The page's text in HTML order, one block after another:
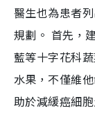
醫生也為患者
規劃。 首先，
藍等十字花科
水果，不僅維
助於減緩癌細